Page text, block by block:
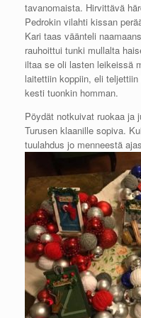
tavanomaista. Hirvittävä
Pedrokin vilahti kissan
Kari taas väänteli
rauhoittui tunki mullalta
iltaa se oli lasten leikeissä
laitettiin koppiin, eli
kesti tuonkin homman.
Pöydät notkuivat ruokaa ja
Turusen klaanille sopiva.
tuulahdus jo menneestä